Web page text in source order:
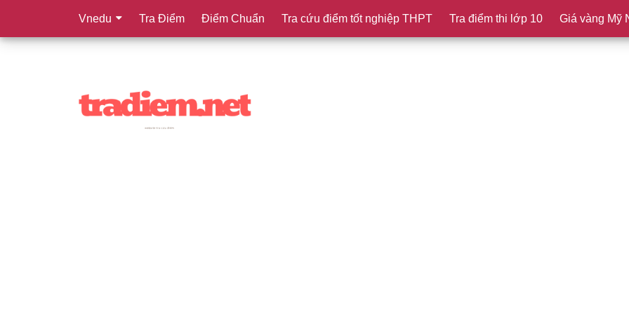
Vnedu Tra Điểm Điểm Chuẩn Tra cứu điểm tốt nghiệp THPT Tra điểm thi lớp 10 Giá vàng Mỹ